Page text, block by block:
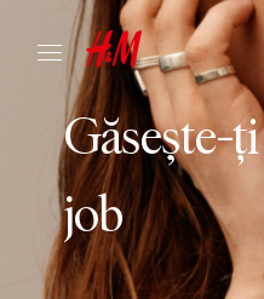
Găsește-ți
job